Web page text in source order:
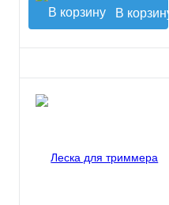
В корзину